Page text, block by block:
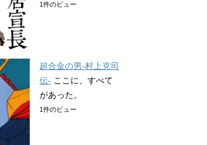
1件のビュー
超合金の男-村上克司
伝- ここに、すべて
があった。
1件のビュー